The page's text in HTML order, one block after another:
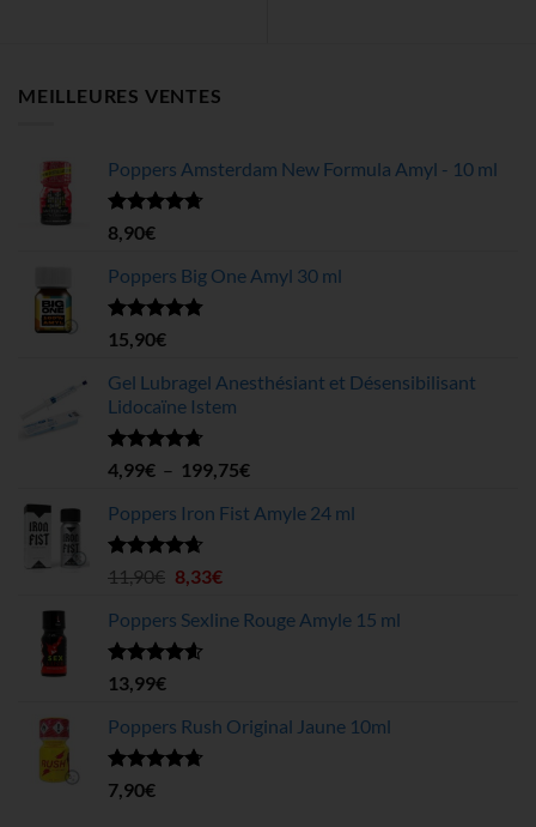
MEILLEURES VENTES
Poppers Amsterdam New Formula Amyl - 10 ml
Note4.68
sur 5
8,90€
Poppers Big One Amyl 30 ml
Note4.78
sur 5
15,90€
Gel Lubragel Anesthésiant et Désensibilisant
Lidocaïne Istem
Note4.70
sur 5
4,99€ – 199,75€Plage
prix :
Poppers Iron Fist Amyle 24 ml
Note4.63
11,90€ Le
initial
était :
8,33€Le
actuel
Poppers Sexline Rouge Amyle 15 ml
Note4.58
sur 5
13,99€
Poppers Rush Original Jaune 10ml
Note4.67
sur 5
7,90€